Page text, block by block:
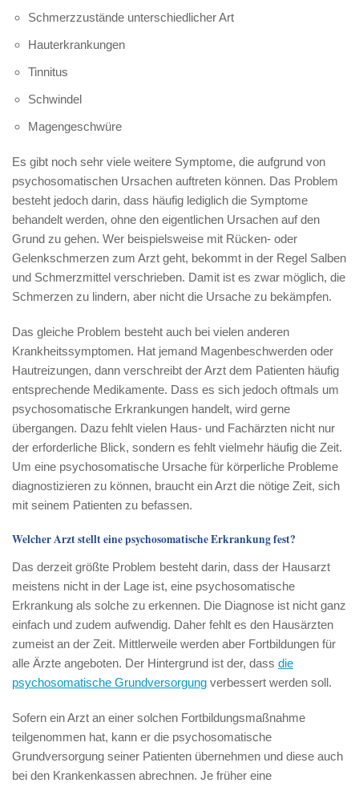
Schmerzzustände unterschiedlicher Art
Hauterkrankungen
Tinnitus
Schwindel
Magengeschwüre
Es gibt noch sehr viele weitere Symptome, die aufgrund von
psychosomatischen Ursachen auftreten können. Das Problem
besteht jedoch darin, dass häufig lediglich die Symptome
behandelt werden, ohne den eigentlichen Ursachen auf den
Grund zu gehen. Wer beispielsweise mit Rücken- oder
Gelenkschmerzen zum Arzt geht, bekommt in der Regel Salben
und Schmerzmittel verschrieben. Damit ist es zwar möglich, die
Schmerzen zu lindern, aber nicht die Ursache zu bekämpfen.
Das gleiche Problem besteht auch bei vielen anderen
Krankheitssymptomen. Hat jemand Magenbeschwerden oder
Hautreizungen, dann verschreibt der Arzt dem Patienten häufig
entsprechende Medikamente. Dass es sich jedoch oftmals um
psychosomatische Erkrankungen handelt, wird gerne
übergangen. Dazu fehlt vielen Haus- und Fachärzten nicht nur
der erforderliche Blick, sondern es fehlt vielmehr häufig die Zeit.
Um eine psychosomatische Ursache für körperliche Probleme
diagnostizieren zu können, braucht ein Arzt die nötige Zeit, sich
mit seinem Patienten zu befassen.
Welcher Arzt stellt eine psychosomatische Erkrankung fest?
Das derzeit größte Problem besteht darin, dass der Hausarzt
meistens nicht in der Lage ist, eine psychosomatische
Erkrankung als solche zu erkennen. Die Diagnose ist nicht ganz
einfach und zudem aufwendig. Daher fehlt es den Hausärzten
zumeist an der Zeit. Mittlerweile werden aber Fortbildungen für
alle Ärzte angeboten. Der Hintergrund ist der, dass die
psychosomatische Grundversorgung verbessert werden soll.
Sofern ein Arzt an einer solchen Fortbildungsmaßnahme
teilgenommen hat, kann er die psychosomatische
Grundversorgung seiner Patienten übernehmen und diese auch
bei den Krankenkassen abrechnen. Je früher eine